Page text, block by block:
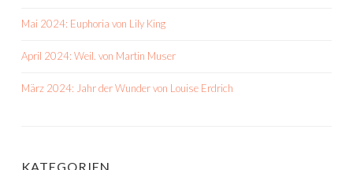
Mai 2024: Euphoria von Lily King
April 2024: Weil. von Martin Muser
März 2024: Jahr der Wunder von Louise Erdrich
KATEGORIEN